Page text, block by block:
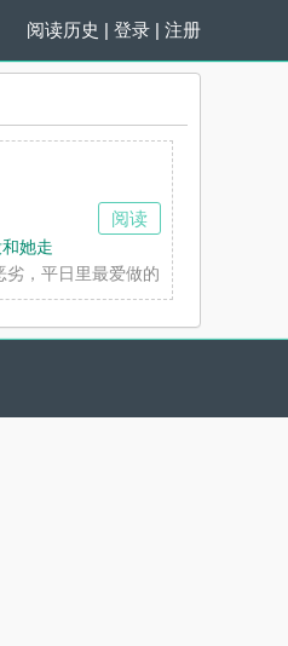
阅读历史 | 登录 | 注册
她走
劣，平日里最爱做的事，就是欺负
阅读